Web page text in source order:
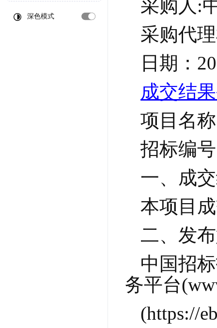
深色模式
采购人:
采购代
日期：
成交结
项目名
招标编
一、成
本项目
二、发
中国招
务平台
(https://